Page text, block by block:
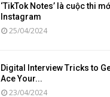
‘TikTok Notes’ là cuộc thi
Instagram
25/04/2024
Digital Interview Tricks to
Ace Your...
23/04/2024